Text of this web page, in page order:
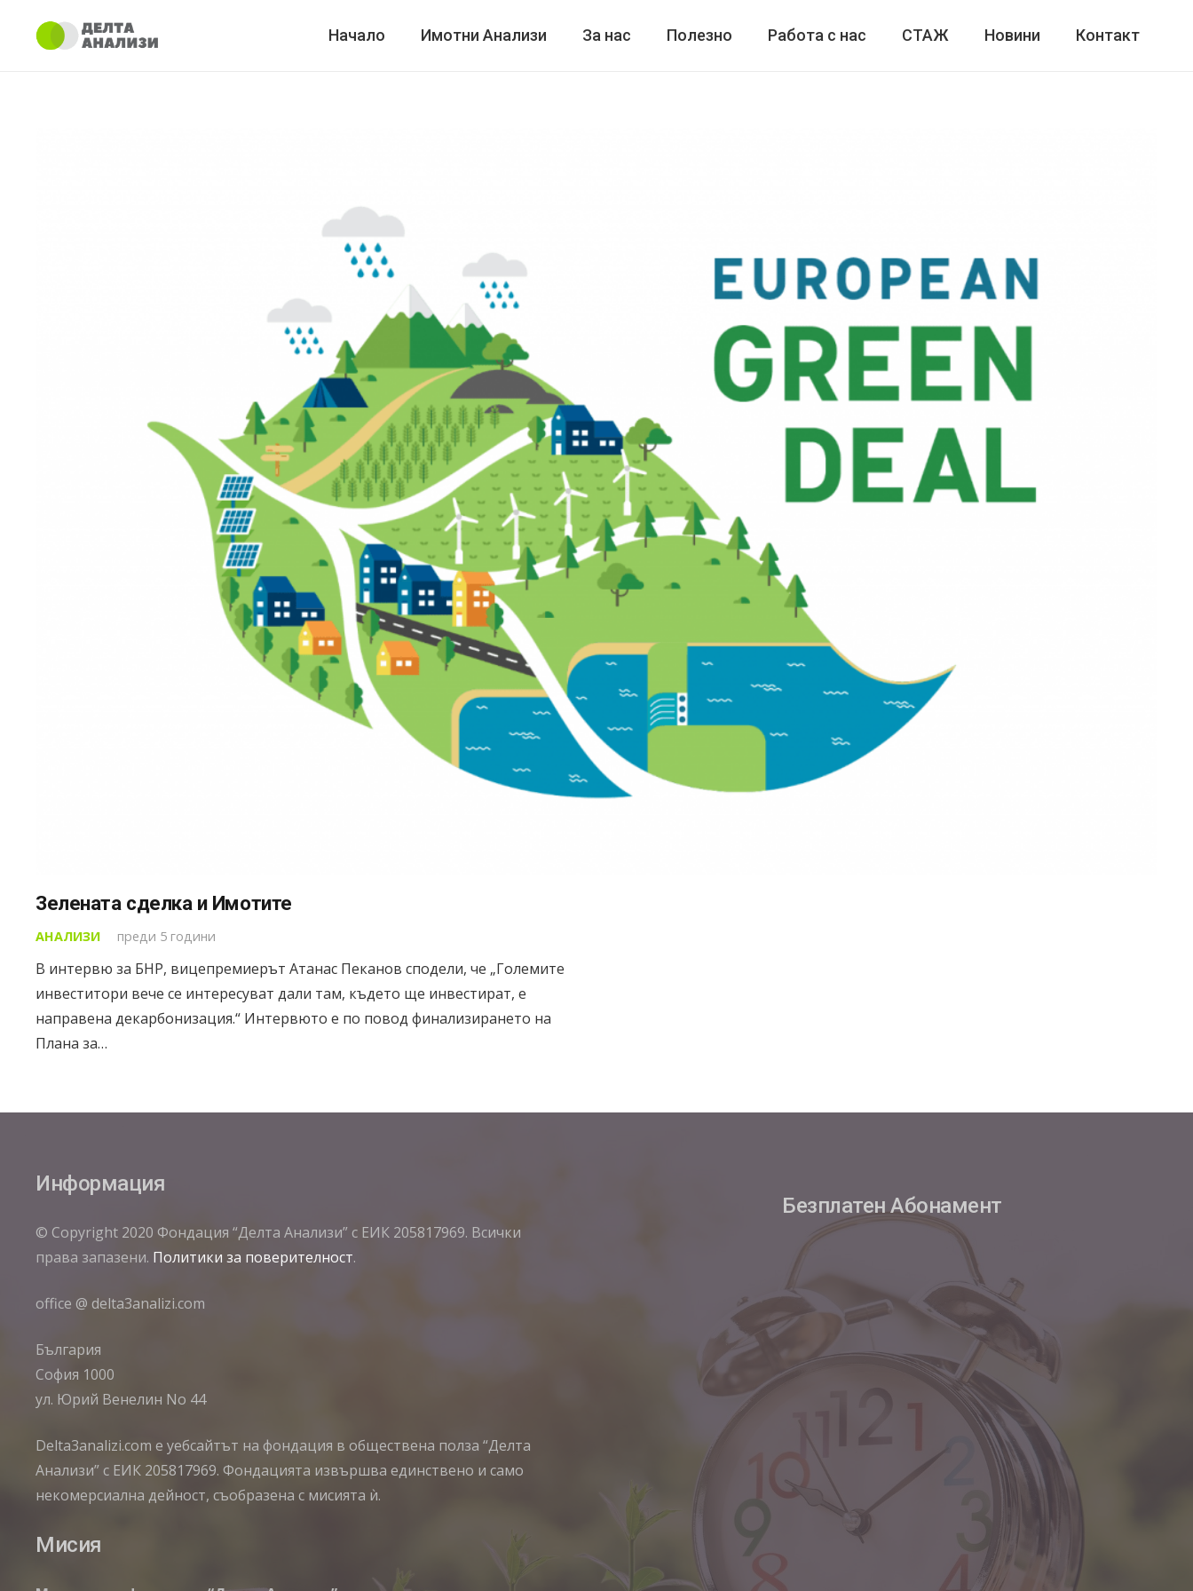
Начало Имотни Анализи За нас Полезно Работа с нас СТАЖ Новини Контакт
Зелената сделка и Имотите
АНАЛИЗИ преди 5 години
В интервю за БНР, вицепремиерът Атанас Пеканов сподели, че „Големите
инвеститори вече се интересуват дали там, където ще инвестират, е
направена декарбонизация.“ Интервюто е по повод финализирането на
Плана за…
Информация
© Copyright 2020 Фондация “Делта Анализи” с ЕИК 205817969. Всички
права запазени. Политики за поверителност.
office @ delta3analizi.com
България
София 1000
ул. Юрий Венелин No 44
Delta3analizi.com e уебсайтът на фондация в обществена полза “Делта
Анализи” с ЕИК 205817969. Фондацията извършва единствено и само
некомерсиална дейност, съобразена с мисията ѝ.
Мисия
Безплатен Абонамент